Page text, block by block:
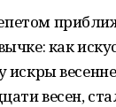
как
весен,